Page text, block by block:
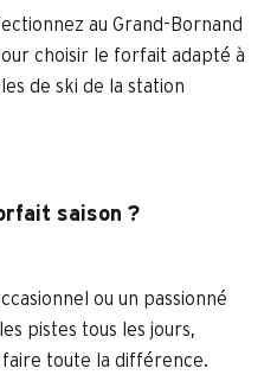
au Grand-Bornand
choisir le forfait adapté à
de ski de la station
saison ?
ou un passionné
pistes tous les jours,
toute la différence.